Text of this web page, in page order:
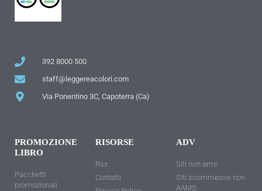
392 8000 500
staff@leggereacolori.com
Via Ponentino 3C, Capoterra (Ca)
PROMOZIONE
LIBRO
Pacchetti
promozionali
RISORSE
Rss
Contatti
ADV
Siti non ams
Siti scommesse non
AAMS